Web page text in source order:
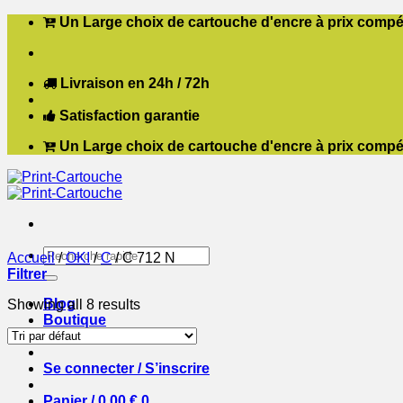
Passer
contenu
Un Large choix de cartouche d'encre à prix
Livraison en 24h / 72h
Satisfaction garantie
Un Large choix de cartouche d'encre à prix
Recherche
pour :
Blog
Boutique
Contact
Se connecter / S’inscrire
Accueil / OKI / C /C 712 N
Filtrer
Showing all 8 results